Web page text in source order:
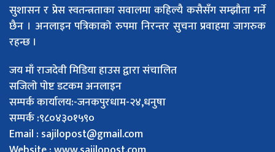
सुशासन र प्रेस स्वतन्त्रताका सवालमा कहिल्यै कसैसँग सम्झौता गर्ने
छैन । अनलाइन पत्रिकाको रुपमा निरन्तर सुचना प्रवाहमा जागरुक
रहन्छ ।
जय माँ राजदेवी मिडिया हाउस द्वारा संचालित
सजिलो पोष्ट डटकम अनलाइन
सम्पर्क कार्यालय:-जनकपुरधाम-२४,धनुषा
सम्पर्क :९८०४३०१५९०
Email : sajilopost@gmail.com